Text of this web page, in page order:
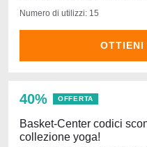
Numero di utilizzi: 15
OTTIENI
40% OFFERTA
Basket-Center codici
collezione yoga!